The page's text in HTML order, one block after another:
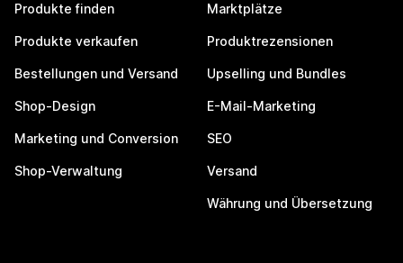
Produkte finden
Produkte verkaufen
Bestellungen und Versand
Shop-Design
Marketing und Conversion
Shop-Verwaltung
Marktplätze
Produktrezensionen
Upselling und Bundles
E-Mail-Marketing
SEO
Versand
Währung und Übersetzung